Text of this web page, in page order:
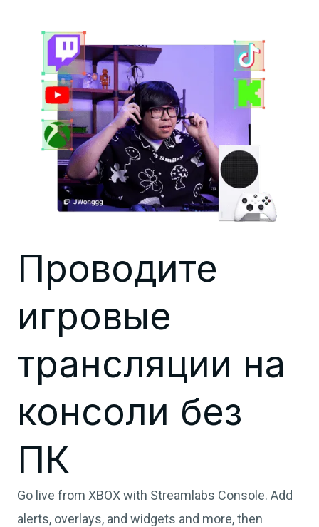
Проводите
игровые
трансляции на
консоли без
ПК
Go live from XBOX with Streamlabs Console. Add
alerts, overlays, and widgets and more, then